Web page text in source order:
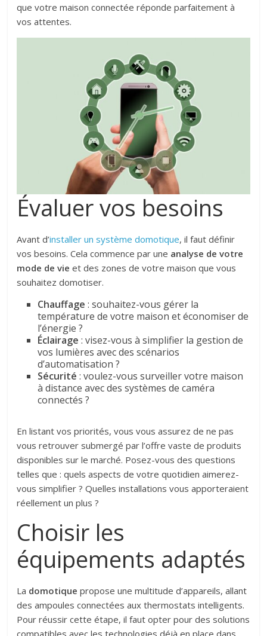
que votre maison connectée réponde parfaitement à
vos attentes.
Évaluer vos besoins
Avant d’installer un système domotique, il faut définir
vos besoins. Cela commence par une analyse de votre
mode de vie et des zones de votre maison que vous
souhaitez domotiser.
Chauffage : souhaitez-vous gérer la
température de votre maison et économiser de
l’énergie ?
Éclairage : visez-vous à simplifier la gestion de
vos lumières avec des scénarios
d’automatisation ?
Sécurité : voulez-vous surveiller votre maison
à distance avec des systèmes de caméra
connectés ?
En listant vos priorités, vous vous assurez de ne pas
vous retrouver submergé par l’offre vaste de produits
disponibles sur le marché. Posez-vous des questions
telles que : quels aspects de votre quotidien aimerez-
vous simplifier ? Quelles installations vous apporteraient
réellement un plus ?
Choisir les
équipements adaptés
La domotique propose une multitude d’appareils, allant
des ampoules connectées aux thermostats intelligents.
Pour réussir cette étape, il faut opter pour des solutions
compatibles avec les technologies déjà en place dans